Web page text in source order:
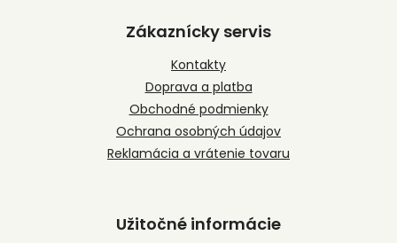
Zákaznícky servis
Kontakty
Doprava a platba
Obchodné podmienky
Ochrana osobných údajov
Reklamácia a vrátenie tovaru
Užitočné informácie